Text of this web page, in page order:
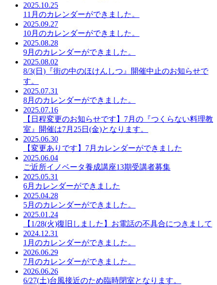
2025.10.25
11月のカレンダーができました。
2025.09.27
10月のカレンダーができました。
2025.08.28
9月のカレンダーができました。
2025.08.02
8/3(日)『街の中のほけんしつ』開催中止のお知らせで
す。
2025.07.31
8月のカレンダーができました。
2025.07.16
【日程変更のお知らせです】7月の『つくらない料理教
室』開催は7月25日(金)となります。
2025.06.30
【変更ありです】7月カレンダーができました
2025.06.04
ご近所イノベータ養成講座13期受講者募集
2025.05.31
6月カレンダーができました
2025.04.28
5月のカレンダーができました。
2025.01.24
【1/28(火)復旧しました】お電話の不具合につきまして
2024.12.31
1月のカレンダーができました。
2026.06.29
7月のカレンダーができました。
2026.06.26
6/27(土)台風接近のため臨時閉室となります。